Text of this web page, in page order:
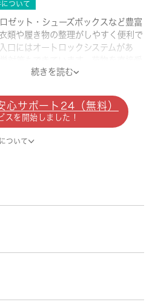
ついて
ゼット・シューズボックスなど豊富
類や履き物の整理がしやすく便利で
口にはオートロックシステムがあ
ときは宅配ボックスに届くので、イ
ことが多い方におすすめです。室内
化粧台・浴室乾燥機などが揃ってお
充実しています。居住者用の駐輪場
る物件です。吉川市の住まい探し
続きを読む
心サポート24（無料）
スを開始しました！
ついて